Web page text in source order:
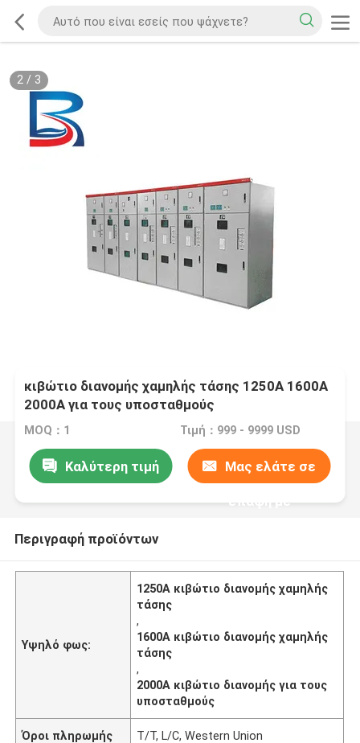
2/ 3
κιβώτιο διανομής χαμηλής τάσης 1250A 1600A
2000A για τους υποσταθμούς
MOQ：1 Τιμή：999 - 9999 USD
Καλύτερη τιμή Μας ελάτε σε
επαφή με
Περιγραφή προϊόντων
Υψηλό φως:
1250A κιβώτιο διανομής χαμηλής
τάσης
,
1600A κιβώτιο διανομής χαμηλής
τάσης
,
2000A κιβώτιο διανομής για τους
υποσταθμούς
Όροι πληρωμής T/T, L/C, Western Union